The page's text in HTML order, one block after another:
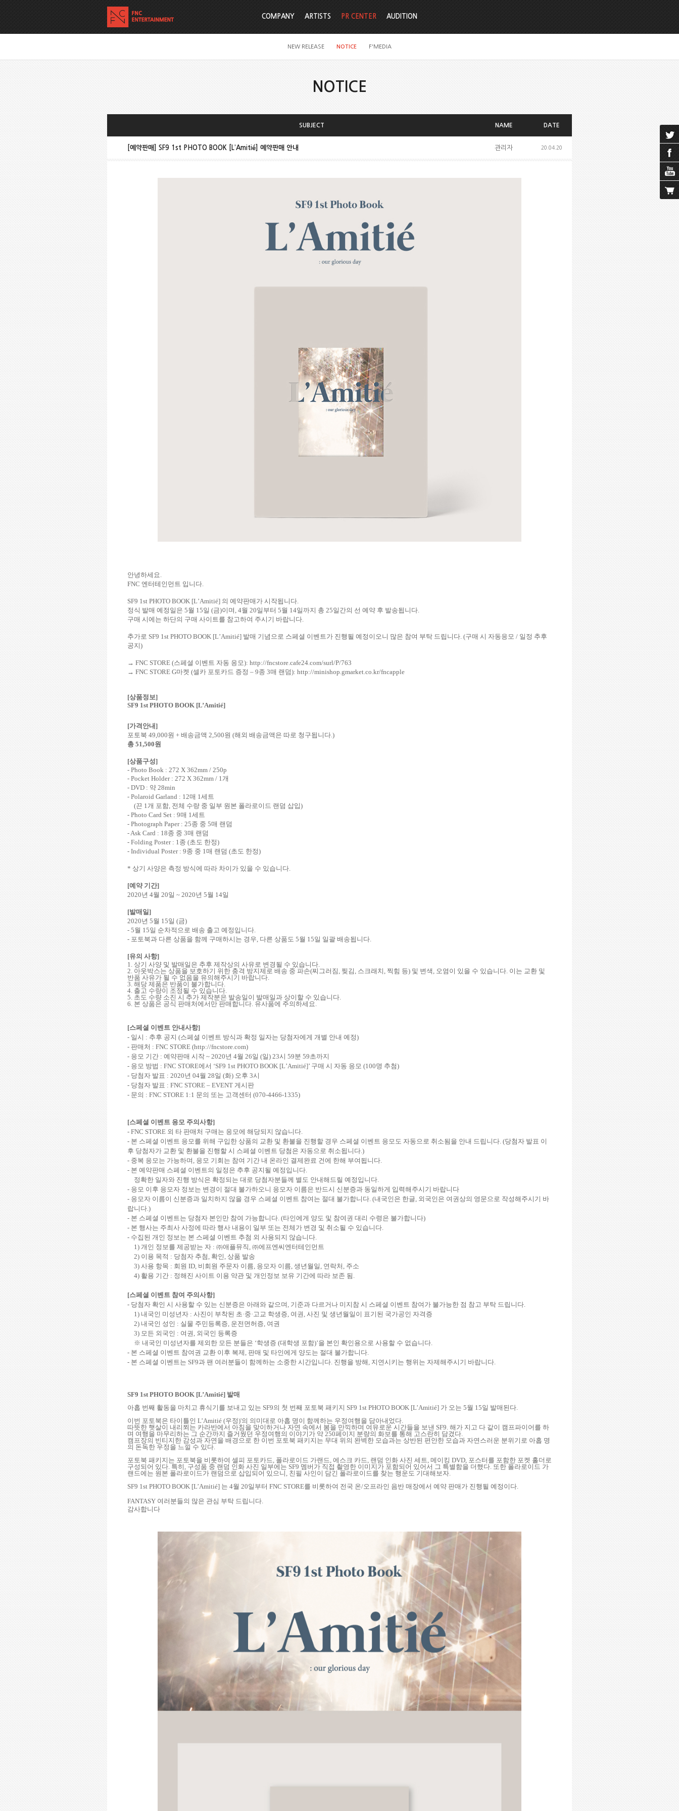
COMPANY ARTISTS PR CENTER
NEW RELEASE NOTICE F'MEDIA
AUDITION
NOTICE
SUBJECT NAME DATE
[예약판매] SF9 1st PHOTO BOOK [L’Amitié] 예약판매 안내 관리자 20.04.20
안녕하세요.
FNC 엔터테인먼트 입니다.
SF9 1st PHOTO BOOK [L’Amitié] 의 예약판매가 시작됩니다.
정식 발매 예정일은 5월 15일 (금)이며 , 4월 20일부터 5월 14일까지 총 25일간의 선 예약 후 발송됩니다.
구매 시에는 하단의 구매 사이트를 참고하여 주시기 바랍니다.
추가로 SF9 1st PHOTO BOOK [L’Amitié] 발매 기념으로 스페셜 이벤트가 진행될 예정이오니 많은 참여 부탁 드립니다. (구매 시 자동응모 / 일정 추후
공지)
→ FNC STORE (스페셜 이벤트 자동 응모): http://fncstore.cafe24.com/surl/P/763
→ FNC STORE G마켓 (셀카 포토카드 증정 – 9종 3매 랜덤): http://minishop.gmarket.co.kr/fncapple
[상품정보]
SF9 1st PHOTO BOOK [L’Amitié]
[가격안내 ]
포토북 49,000원 + 배송금액 2,500원 (해외 배송금액은 따로 청구됩니다.)
총 51,500원
[상품구성]
- Photo Book : 272 X 362mm / 250p
- Pocket Holder : 272 X 362mm / 1개
- DVD : 약 28min
- Polaroid Garland : 12매 1세트
(끈 1개 포함, 전체 수량 중 일부 원본 폴라로이드 랜덤 삽입)
- Photo Card Set : 9매 1세트
- Photograph Paper : 25종 중 5매 랜덤
- Ask Card : 18종 중 3매 랜덤
- Folding Poster : 1종 (초도 한정)
- Individual Poster : 9종 중 1매 랜덤 (초도 한정)
* 상기 사양은 측정 방식에 따라 차이가 있을 수 있습니다.
[예약 기간]
2020년 4월 20일 ~ 2020년 5월 14일
[발매일]
2020년 5월 15일 (금)
- 5월 15일 순차적으로 배송 출고 예정입니다.
- 포토북과 다른 상품을 함께 구매하시는 경우, 다른 상품도 5월 15일 일괄 배송됩니다.
[유의 사항]
1. 상기 사양 및 발매일은 추후 제작상의 사유로 변경될 수 있습니다.
2. 아웃박스는 상품을 보호하기 위한 충격 방지제로 배송 중 파손(찌그러짐 , 찢김 , 스크래치 , 찍힘 등) 및 변색 , 오염이 있을 수 있습니다. 이는 교환 및
반품 사유가 될 수 없음을 유의해주시기 바랍니다.
3. 해당 제품은 반품이 불가합니다.
4. 출고 수량이 조정될 수 있습니다.
5. 초도 수량 소진 시 추가 제작분은 발송일이 발매일과 상이할 수 있습니다.
6. 본 상품은 공식 판매처에서만 판매합니다. 유사품에 주의하세요.
[스페셜 이벤트 안내사항]
- 일시 : 추후 공지 (스페셜 이벤트 방식과 확정 일자는 당첨자에게 개별 안내 예정)
- 판매처 : FNC STORE (http://fncstore.com)
- 응모 기간 : 예약판매 시작 ~ 2020년 4월 26일 (일) 23시 59분 59초까지
- 응모 방법 : FNC STORE에서 ‘SF9 1st PHOTO BOOK [L’Amitié]’ 구매 시 자동 응모 (100명 추첨)
- 당첨자 발표 : 2020년 04월 28일 (화) 오후 3시
- 당첨자 발표 : FNC STORE – EVENT 게시판
- 문의 : FNC STORE 1:1 문의 또는 고객센터 (070-4466-1335)
[스페셜 이벤트 응모 주의사항]
- FNC STORE 외 타 판매처 구매는 응모에 해당되지 않습니다.
- 본 스페셜 이벤트 응모를 위해 구입한 상품의 교환 및 환불을 진행할 경우 스페셜 이벤트 응모도 자동으로 취소됨을 안내 드립니다. (당첨자 발표 이
후 당첨자가 교환 및 환불을 진행할 시 스페셜 이벤트 당첨은 자동으로 취소됩니다.)
- 중복 응모는 가능하며 , 응모 기회는 참여 기간 내 온라인 결제완료 건에 한해 부여됩니다.
- 본 예약판매 스페셜 이벤트의 일정은 추후 공지될 예정입니다.
정확한 일자와 진행 방식은 확정되는 대로 당첨자분들께 별도 안내해드릴 예정입니다.
- 응모 이후 응모자 정보는 변경이 절대 불가하오니 응모자 이름은 반드시 신분증과 동일하게 입력해주시기 바랍니다
- 응모자 이름이 신분증과 일치하지 않을 경우 스페셜 이벤트 참여는 절대 불가합니다. (내국인은 한글, 외국인은 여권상의 영문으로 작성해주시기 바
랍니다.)
- 본 스페셜 이벤트는 당첨자 본인만 참여 가능합니다. (타인에게 양도 및 참여권 대리 수령은 불가합니다)
- 본 행사는 주최사 사정에 따라 행사 내용이 일부 또는 전체가 변경 및 취소될 수 있습니다.
- 수집된 개인 정보는 본 스페셜 이벤트 추첨 외 사용되지 않습니다.
1)개인 정보를 제공받는 자 :㈜애플뮤직 ,㈜에프엔씨엔터테인먼트
2) 이용 목적 : 당첨자 추첨 , 확인 ,상품 발송
3)사용 항목 : 회원ID, 비회원 주문자 이름, 응모자 이름,생년월일 , 연락처 , 주소
4) 활용 기간 : 정해진 사이트 이용 약관 및 개인정보 보유 기간에 따라 보존 됨 .
[스페셜 이벤트 참여 주의사항]
- 당첨자 확인 시 사용할 수 있는 신분증은 아래와 같으며 , 기준과 다르거나 미지참 시 스페셜 이벤트 참여가 불가능한 점 참고 부탁 드립니다.
1) 내국인 미성년자 :사진이 부착된 초·중·고교 학생증, 여권 ,사진 및 생년월일이 표기된 국가공인 자격증
2) 내국인 성인 : 실물 주민등록증, 운전면허증, 여권
3) 모든 외국인 : 여권 , 외국인 등록증
※ 내국인 미성년자를 제외한 모든 분들은 ‘학생증(대학생 포함)’을 본인 확인용으로 사용할 수 없습니다.
- 본 스페셜 이벤트 참여권 교환 이후 복제 , 판매 및 타인에게 양도는 절대 불가합니다.
- 본 스페셜 이벤트는 SF9과 팬 여러분들이 함께하는 소중한 시간입니다. 진행을 방해 , 지연시키는 행위는 자제해주시기 바랍니다.
SF9 1st PHOTO BOOK [L’Amitié] 발매
아홉 번째 활동을 마치고 휴식기를 보내고 있는 SF9의 첫 번째 포토북 패키지 SF9 1st PHOTO BOOK [L’Amitié] 가 오는 5월 15일 발매된다.
이번 포토북은 타이틀인 L’Amitié (우정)'의 의미대로 아홉 명이 함께하는 우정여행을 담아내었다.
따뜻한 햇살이 내리쬐는 카라반에서 아침을 맞이하거나 자연 속에서 봄을 만끽하며 여유로운 시간들을 보낸 SF9. 해가 지고 다 같이 캠프파이어를 하
며 여행을 마무리하는 그 순간까지 즐거웠던 우정여행의 이야기가 약 250페이지 분량의 화보를 통해 고스란히 담겼다.
캠프장의 빈티지한 감성과 자연을 배경으로 한 이번 포토북 패키지는 무대 위의 완벽한 모습과는 상반된 편안한 모습과 자연스러운 분위기로 아홉 명
의 돈독한 우정을 느낄 수 있다.
포토북 패키지는 포토북을 비롯하여 셀피 포토카드, 폴라로이드 가랜드, 에스크 카드, 랜덤 인화 사진 세트, 메이킹 DVD, 포스터를 포함한 포켓 홀더로
구성되어 있다. 특히 , 구성품 중 랜덤 인화 사진 일부에는 SF9 멤버가 직접 촬영한 이미지가 포함되어 있어서 그 특별함을 더했다. 또한 폴라로이드 가
랜드에는 원본 폴라로이드가 랜덤으로 삽입되어 있으니 , 친필 사인이 담긴 폴라로이드를 찾는 행운도 기대해보자.
SF9 1st PHOTO BOOK [L’Amitié] 는 4월 20일부터 FNC STORE를 비롯하여 전국 온/오프라인 음반 매장에서 예약 판매가 진행될 예정이다.
FANTASY 여러분들의 많은 관심 부탁 드립니다.
감사합니다